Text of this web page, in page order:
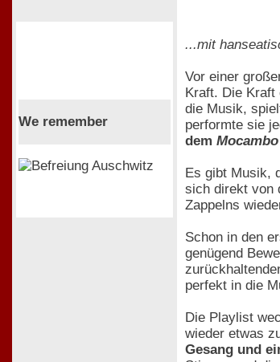
We remember
...mit
Vor einer
Kraft. Die Kraft
die Musik,
performte sie
dem
Es gibt Musik,
sich direkt von
Zappelns
Schon in den
genügend
perfekt in die
Die Playlist
wieder etwas
Gesang und